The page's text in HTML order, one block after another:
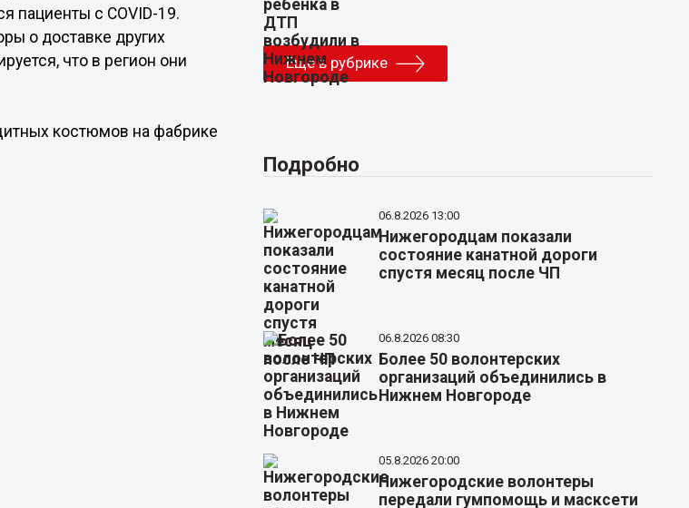
пациенты с COVID-19.
о доставке других
что в регион они
костюмов на фабрике
Еще в рубрике
Подробно
06.8.2026 13:00
Нижегородцам показали
состояние канатной дороги
спустя месяц после ЧП
06.8.2026 08:30
Более 50 волонтерских
организаций объединились в
Нижнем Новгороде
05.8.2026 20:00
Нижегородские волонтеры
передали гумпомощь и масксети